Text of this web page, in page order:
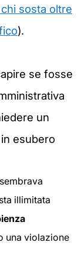
sosta oltre
).
se fosse
un
esubero
illimitata
una violazione